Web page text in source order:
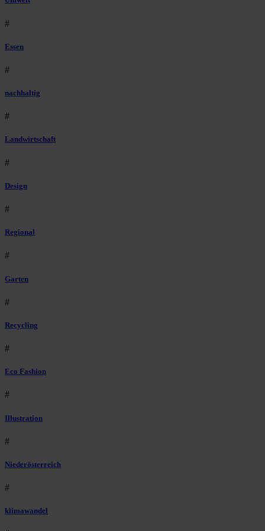
#
Essen
#
nachhaltig
#
Landwirtschaft
#
Design
#
Regional
#
Garten
#
Recycling
#
Eco Fashion
#
Illustration
#
Niederösterreich
#
klimawandel